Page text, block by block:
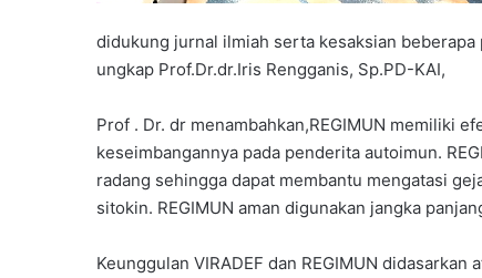
didukung jurnal ilmiah serta kesaksian beberapa
ungkap Prof.Dr.dr.Iris Rengganis, Sp.PD-KAI,
Prof . Dr. dr menambahkan,REGIMUN memiliki
keseimbangannya pada penderita autoimun.
radang sehingga dapat membantu mengatasi
sitokin. REGIMUN aman digunakan jangka
Keunggulan VIRADEF dan REGIMUN